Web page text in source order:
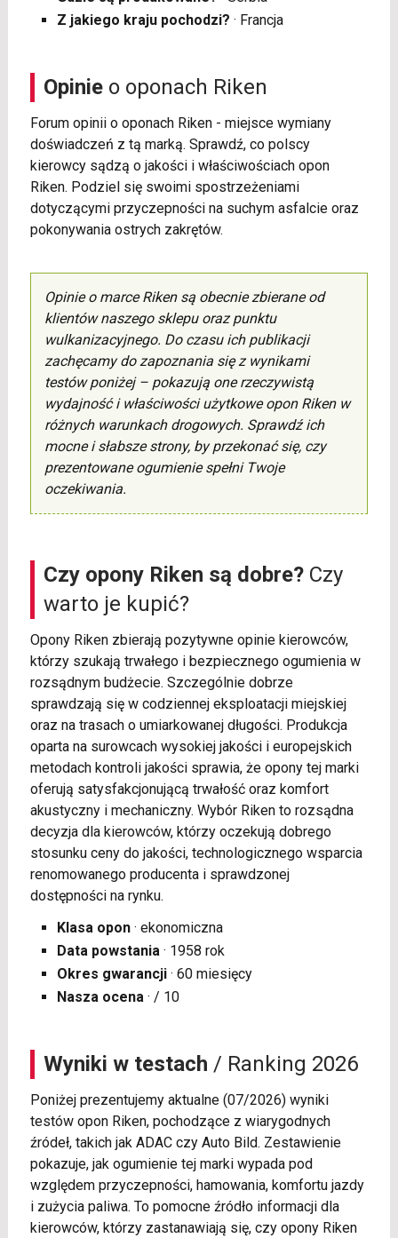
Z jakiego kraju pochodzi? · Francja
Opinieo oponach Riken
Forum opinii o oponach Riken - miejsce wymiany
doświadczeń z tą marką. Sprawdź, co polscy
kierowcy sądzą o jakości i właściwościach opon
Riken. Podziel się swoimi spostrzeżeniami
dotyczącymi przyczepności na suchym asfalcie oraz
pokonywania ostrych zakrętów.
Opinie o marce Riken są obecnie zbierane od
klientów naszego sklepu oraz punktu
wulkanizacyjnego. Do czasu ich publikacji
zachęcamy do zapoznania się z wynikami
testów poniżej – pokazują one rzeczywistą
wydajność i właściwości użytkowe opon Riken w
różnych warunkach drogowych. Sprawdź ich
mocne i słabsze strony, by przekonać się, czy
prezentowane ogumienie spełni Twoje
oczekiwania.
Czy opony Riken są dobre?Czy
warto je kupić?
Opony Riken zbierają pozytywne opinie kierowców,
którzy szukają trwałego i bezpiecznego ogumienia w
rozsądnym budżecie. Szczególnie dobrze
sprawdzają się w codziennej eksploatacji miejskiej
oraz na trasach o umiarkowanej długości. Produkcja
oparta na surowcach wysokiej jakości i europejskich
metodach kontroli jakości sprawia, że opony tej marki
oferują satysfakcjonującą trwałość oraz komfort
akustyczny i mechaniczny. Wybór Riken to rozsądna
decyzja dla kierowców, którzy oczekują dobrego
stosunku ceny do jakości, technologicznego wsparcia
renomowanego producenta i sprawdzonej
dostępności na rynku.
Klasa opon· ekonomiczna
Data powstania · 1958 rok
Okres gwarancji· 60 miesięcy
Nasza ocena · / 10
Wyniki w testach / Ranking 2026
Poniżej prezentujemy aktualne (07/2026) wyniki
testów opon Riken, pochodzące z wiarygodnych
źródeł, takich jak ADAC czy Auto Bild. Zestawienie
pokazuje, jak ogumienie tej marki wypada pod
względem przyczepności, hamowania, komfortu jazdy
i zużycia paliwa. To pomocne źródło informacji dla
kierowców, którzy zastanawiają się, czy opony Riken